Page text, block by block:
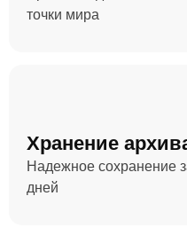
точки мира
Хранение
Надежное сохранение
дней